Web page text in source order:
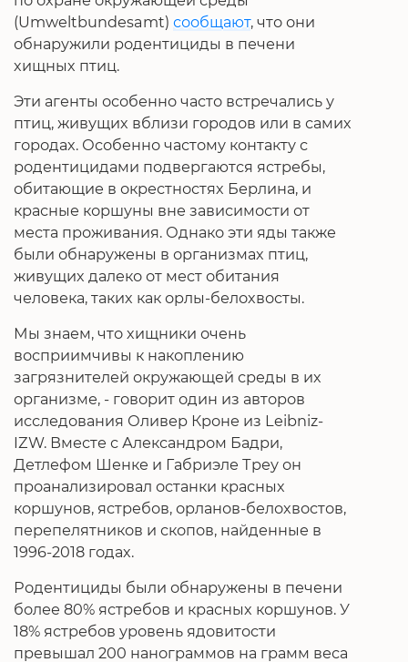
(Umweltbundesamt) сообщают, что они
обнаружили родентициды в печени
хищных птиц.
Эти агенты особенно часто встречались у
птиц, живущих вблизи городов или в самих
городах. Особенно частому контакту с
родентицидами подвергаются ястребы,
обитающие в окрестностях Берлина, и
красные коршуны вне зависимости от
места проживания. Однако эти яды также
были обнаружены в организмах птиц,
живущих далеко от мест обитания
человека, таких как орлы-белохвосты.
Мы знаем, что хищники очень
восприимчивы к накоплению
загрязнителей окружающей среды в их
организме, - говорит один из авторов
исследования Оливер Кроне из Leibniz-
IZW. Вместе с Александром Бадри,
Детлефом Шенке и Габриэле Треу он
проанализировал останки красных
коршунов, ястребов, орланов-белохвостов,
перепелятников и скопов, найденные в
1996-2018 годах.
Родентициды были обнаружены в печени
более 80% ястребов и красных коршунов. У
18% ястребов уровень ядовитости
превышал 200 нанограммов на грамм веса